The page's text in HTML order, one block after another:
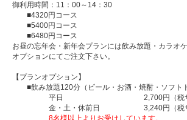
御利用時間：11：00～14：30
■4320円コース
■5400円コース
■6480円コース
お昼の忘年会・新年会プランには飲み放題・カラオ
オプションにてご注文下さい。
【プランオプション】
■飲み放題120分（ビール・お酒・焼酎・ソフトド
平日 2,700円（税サ込
金・土・休前日 3,240円（税サ
8名様以上よりお受けしています。